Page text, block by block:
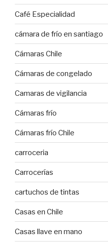
Café Especialidad
cámara de frío en santiago
Cámaras Chile
Cámaras de congelado
Camaras de vigilancia
Cámaras frío
Cámaras frío Chile
carroceria
Carrocerías
cartuchos de tintas
Casas en Chile
Casas llave en mano